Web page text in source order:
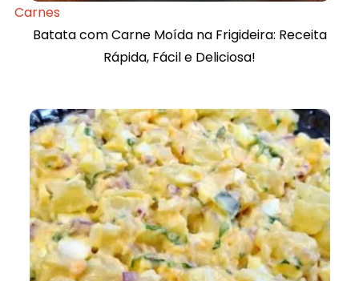
Carnes
Batata com Carne Moída na Frigideira: Receita
Rápida, Fácil e Deliciosa!